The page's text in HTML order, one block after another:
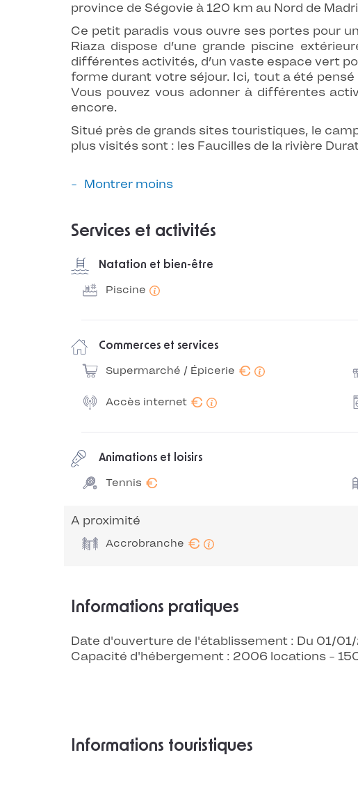
province de Ségovie à 120 km au Nord de
Ce petit paradis vous ouvre ses portes pour
Riaza dispose d’une grande piscine
différentes activités, d’un vaste espace vert
forme durant votre séjour. Ici, tout a été
Vous pouvez vous adonner à différentes
encore.
Situé près de grands sites touristiques, le
plus visités sont : les Faucilles de la rivière
Montrer moins
Services et activités
Natation et bien-être
Piscine
Commerces et services
Supermarché / Épicerie €
Accès internet €
Animations et loisirs
Tennis €
A proximité
Accrobranche €
Informations pratiques
Date d'ouverture de l'établissement : Du 01/
Capacité d'hébergement : 2006 locations -
Informations touristiques